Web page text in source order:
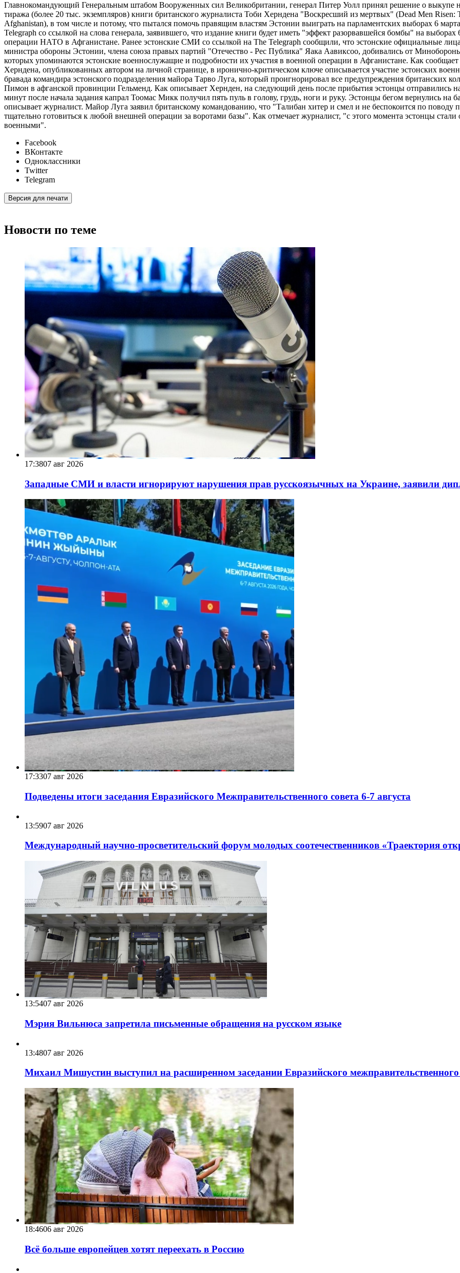
Главнокомандующий Генеральным штабом Вооруженных сил Великобритании, генерал Питер Уолл принял решение о выкупе
тиража (более 20 тыс. экземпляров) книги британского журналиста Тоби Херндена "Воскресший из мертвых" (Dead Men Risen:
Afghanistan), в том числе и потому, что пытался помочь правящим властям Эстонии выиграть на парламентских выборах 6
Telegraph со ссылкой на слова генерала, заявившего, что издание книги будет иметь "эффект разорвавшейся бомбы" на
операции НАТО в Афганистане. Ранее эстонские СМИ со ссылкой на The Telegraph сообщили, что эстонские официальные
министра обороны Эстонии, члена союза правых партий "Отечество - Рес Публика" Яака Аавиксоо, добивались от
которых упоминаются эстонские военнослужащие и подробности их участия в военной операции в Афганистане. Как сообщает
Херндена, опубликованных автором на личной странице, в иронично-критическом ключе описывается участие эстонских
бравада командира эстонского подразделения майора Тарво Луга, который проигнорировал все предупреждения британских
Пимон в афганской провинции Гельменд. Как описывает Хернден, на следующий день после прибытия эстонцы отправились
минут после начала задания капрал Тоомас Микк получил пять пуль в голову, грудь, ноги и руку. Эстонцы бегом вернулись
описывает журналист. Майор Луга заявил британскому командованию, что "Талибан хитер и смел и не беспокоится по поводу
тщательно готовиться к любой внешней операции за воротами базы". Как отмечает журналист, "с этого момента эстонцы
военными".
Facebook
ВКонтакте
Одноклассники
Twitter
Telegram
Версия для печати
Новости по теме
17:3807 авг 2026
Западные СМИ и власти игнорируют нарушения прав русскоязычных на Украине, заявили
17:3307 авг 2026
Подведены итоги заседания Евразийского Межправительственного совета 6-7 августа
13:5907 авг 2026
Международный научно-просветительский форум молодых соотечественников «Траектория
13:5407 авг 2026
Мэрия Вильнюса запретила письменные обращения на русском языке
13:4807 авг 2026
Михаил Мишустин выступил на расширенном заседании Евразийского
18:4606 авг 2026
Всё больше европейцев хотят переехать в Россию